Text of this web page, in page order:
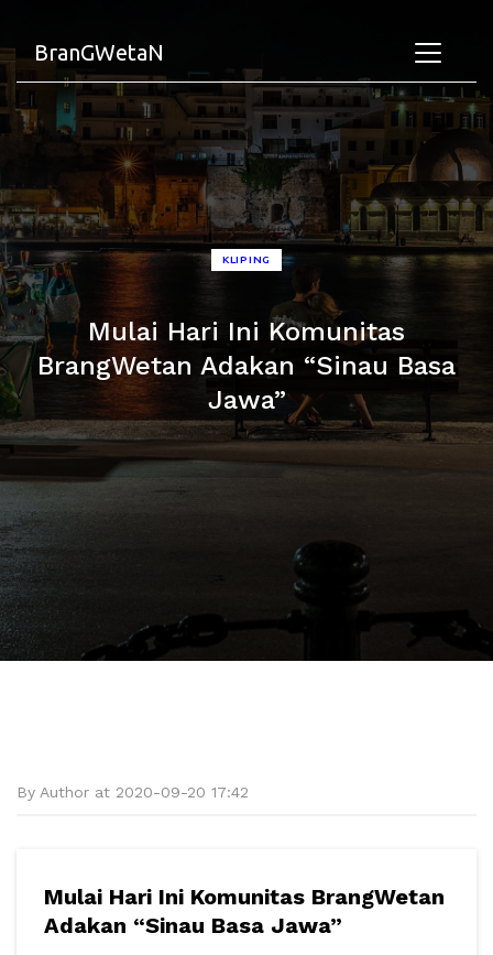
BranGWetaN
KLIPING
Mulai Hari Ini Komunitas
BrangWetan Adakan “Sinau Basa
Jawa”
By Author at 2020-09-20 17:42
Mulai Hari Ini Komunitas BrangWetan
Adakan “Sinau Basa Jawa”